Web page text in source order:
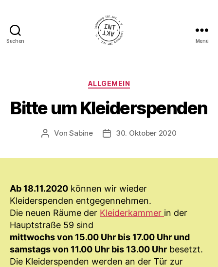
Suchen
V.
Menü
Kategorien
ALLGEMEIN
Bitte um Kleiderspenden
Beitragsautor
VonSabine Veröffentlichungsdatum
30. Oktober 2020
Ab 18.11.2020 können wir wieder
Kleiderspenden entgegennehmen.
Die neuen Räume der Kleiderkammer in der
Hauptstraße 59 sind
mittwochs von 15.00 Uhr bis 17.00 Uhr und
samstags von 11.00 Uhr bis 13.00 Uhr besetzt.
Die Kleiderspenden werden an der Tür zur